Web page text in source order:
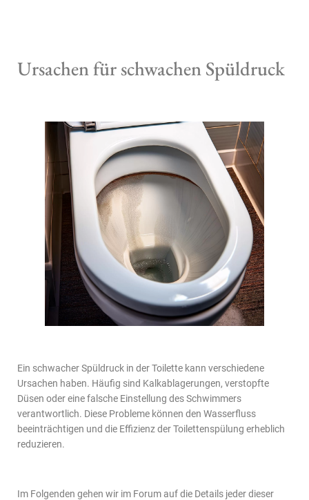
Ursachen für schwachen Spüldruck
Ein schwacher Spüldruck in der Toilette kann verschiedene
Ursachen haben. Häufig sind Kalkablagerungen, verstopfte
Düsen oder eine falsche Einstellung des Schwimmers
verantwortlich. Diese Probleme können den Wasserfluss
beeinträchtigen und die Effizienz der Toilettenspülung erheblich
reduzieren.
Im Folgenden gehen wir im Forum auf die Details jeder dieser